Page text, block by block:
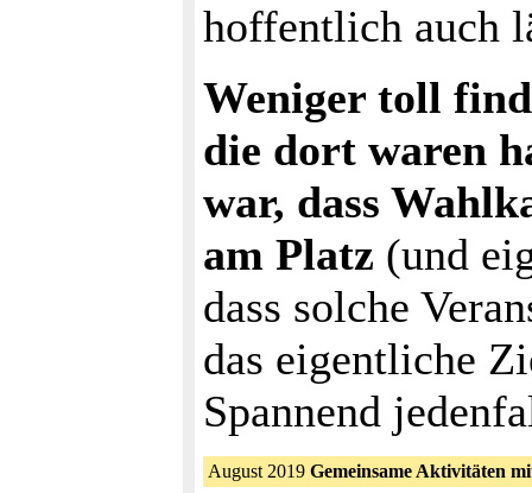
hoffentlich auch
Weniger toll
die dort waren
war, dass
am Platz (und
dass solche
das eigentliche
Spannend
August 2019 Gemeinsame Aktivitäten